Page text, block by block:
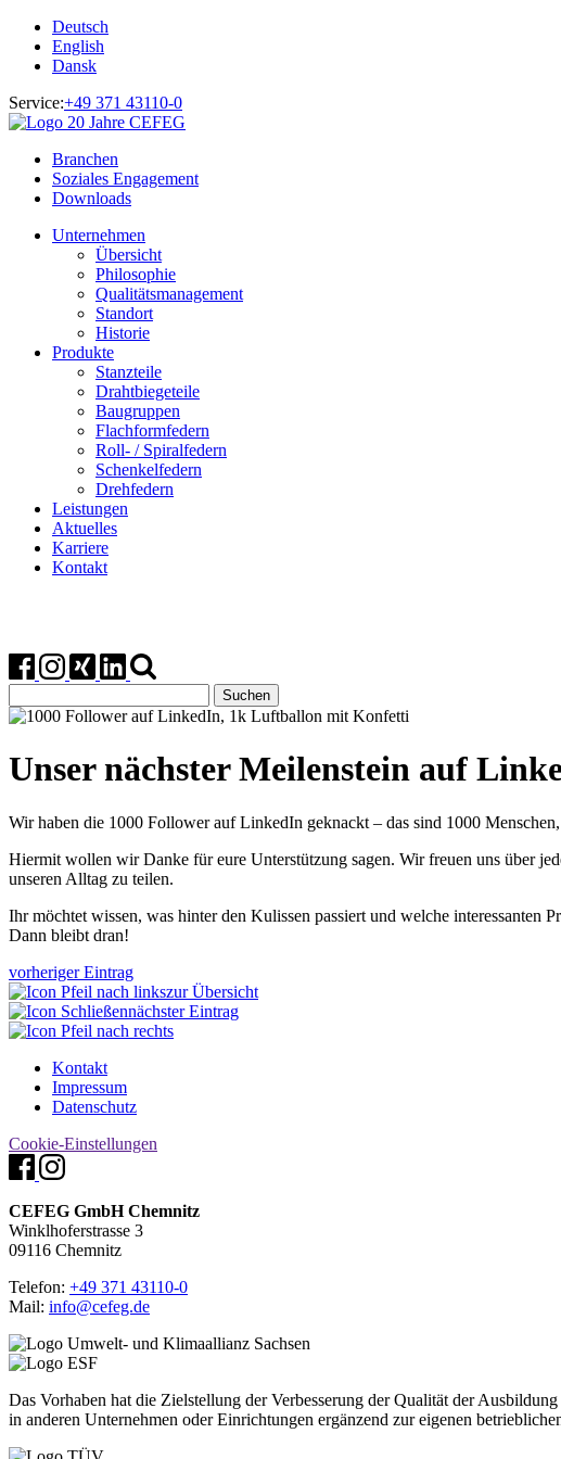
Deutsch
English
Dansk
Service:+49 371 43110-0
Branchen
Soziales Engagement
Downloads
Unternehmen
Übersicht
Philosophie
Qualitätsmanagement
Standort
Historie
Produkte
Stanzteile
Drahtbiegeteile
Baugruppen
Flachformfedern
Roll- / Spiralfedern
Schenkelfedern
Drehfedern
Leistungen
Aktuelles
Karriere
Kontakt
nach:
Unser nächster Meilenstein auf
Wir haben die 1000 Follower auf LinkedIn geknackt – das sind 1000
Hiermit wollen wir Danke für eure Unterstützung sagen. Wir freuen uns über
unseren Alltag zu teilen.
Ihr möchtet wissen, was hinter den Kulissen passiert und welche interessanten
Dann bleibt dran!
vorheriger Eintrag
zur Übersicht
nächster Eintrag
Kontakt
Impressum
Datenschutz
Cookie-Einstellungen
CEFEG GmbH Chemnitz
Winklhoferstrasse 3
09116 Chemnitz
Telefon: +49 371 43110-0
Mail: info@cefeg.de
Das Vorhaben hat die Zielstellung der Verbesserung der Qualität der
in anderen Unternehmen oder Einrichtungen ergänzend zur eigenen